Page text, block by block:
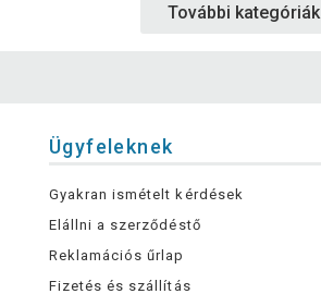
További kategóriák
Ügyfeleknek
Gyakran ismételt kérdések
Elállni a szerződéstő
Reklamációs űrlap
Fizetés és szállítás